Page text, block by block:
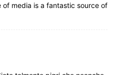
of media is a fantastic source of